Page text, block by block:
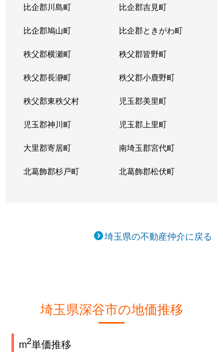
比企郡川島町 比企郡吉見町
比企郡鳩山町 比企郡ときがわ町
秩父郡横瀬町 秩父郡皆野町
秩父郡長瀞町 秩父郡小鹿野町
秩父郡東秩父村 児玉郡美里町
児玉郡神川町 児玉郡上里町
大里郡寄居町 南埼玉郡宮代町
北葛飾郡杉戸町 北葛飾郡松伏町
埼玉県の不動産仲介に戻る
埼玉県深谷市の地価推移
m2単価推移